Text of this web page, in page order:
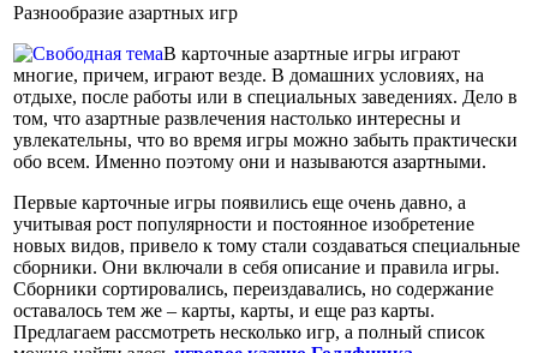
Разнообразие азартных игр
В карточные азартные игры играют
многие, причем, играют везде. В домашних условиях, на
отдыхе, после работы или в специальных заведениях. Дело в
том, что азартные развлечения настолько интересны и
увлекательны, что во время игры можно забыть практически
обо всем. Именно поэтому они и называются азартными.
Первые карточные игры появились еще очень давно, а
учитывая рост популярности и постоянное изобретение
новых видов, привело к тому стали создаваться специальные
сборники. Они включали в себя описание и правила игры.
Сборники сортировались, переиздавались, но содержание
оставалось тем же – карты, карты, и еще раз карты.
Предлагаем рассмотреть несколько игр, а полный список